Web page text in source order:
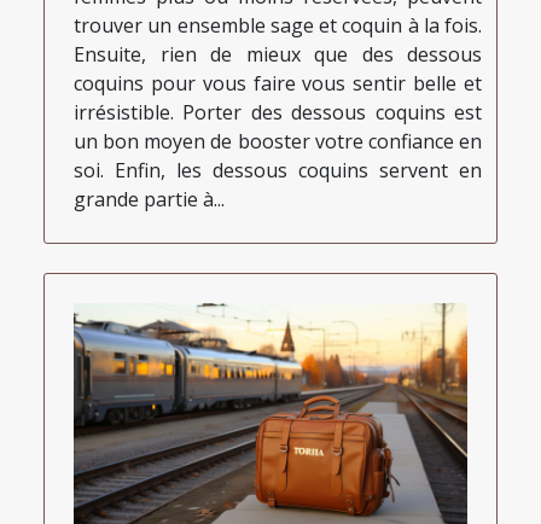
trouver un ensemble sage et coquin à la fois.
Ensuite, rien de mieux que des dessous
coquins pour vous faire vous sentir belle et
irrésistible. Porter des dessous coquins est
un bon moyen de booster votre confiance en
soi. Enfin, les dessous coquins servent en
grande partie à...